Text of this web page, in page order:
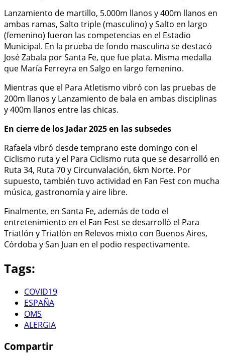
Lanzamiento de martillo, 5.000m llanos y 400m llanos en
ambas ramas, Salto triple (masculino) y Salto en largo
(femenino) fueron las competencias en el Estadio
Municipal. En la prueba de fondo masculina se destacó
José Zabala por Santa Fe, que fue plata. Misma medalla
que María Ferreyra en Salgo en largo femenino.
Mientras que el Para Atletismo vibró con las pruebas de
200m llanos y Lanzamiento de bala en ambas disciplinas
y 400m llanos entre las chicas.
En cierre de los Jadar 2025 en las subsedes
Rafaela vibró desde temprano este domingo con el
Ciclismo ruta y el Para Ciclismo ruta que se desarrolló en
Ruta 34, Ruta 70 y Circunvalación, 6km Norte. Por
supuesto, también tuvo actividad en Fan Fest con mucha
música, gastronomía y aire libre.
Finalmente, en Santa Fe, además de todo el
entretenimiento en el Fan Fest se desarrolló el Para
Triatlón y Triatlón en Relevos mixto con Buenos Aires,
Córdoba y San Juan en el podio respectivamente.
Tags:
COVID19
ESPAÑA
OMS
ALERGIA
Compartir